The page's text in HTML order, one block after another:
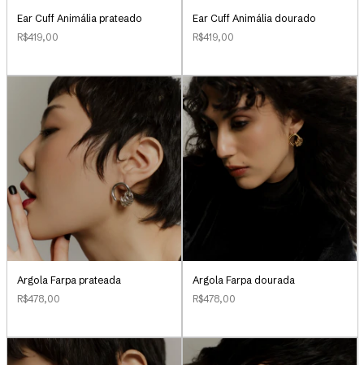
Ear Cuff Animália prateado
R$419,00
Ear Cuff Animália dourado
R$419,00
Argola Farpa prateada
R$478,00
Argola Farpa dourada
R$478,00